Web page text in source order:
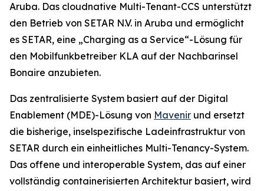
Aruba. Das cloudnative Multi-Tenant-CCS unterstützt
den Betrieb von SETAR N.V. in Aruba und ermöglicht
es SETAR, eine „Charging as a Service“-Lösung für
den Mobilfunkbetreiber KLA auf der Nachbarinsel
Bonaire anzubieten.
Das zentralisierte System basiert auf der Digital
Enablement (MDE)-Lösung von Mavenir und ersetzt
die bisherige, inselspezifische Ladeinfrastruktur von
SETAR durch ein einheitliches Multi-Tenancy-System.
Das offene und interoperable System, das auf einer
vollständig containerisierten Architektur basiert, wird